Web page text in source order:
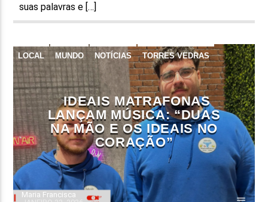
suas palavras e […]
LOCAL MUNDO NOTÍCIAS TORRES VEDRAS
IDEAIS MATRAFONAS
LANÇAM MÚSICA: “DUAS
NA MÃO E OS IDEAIS NO
CORAÇÃO”
Maria Francisca